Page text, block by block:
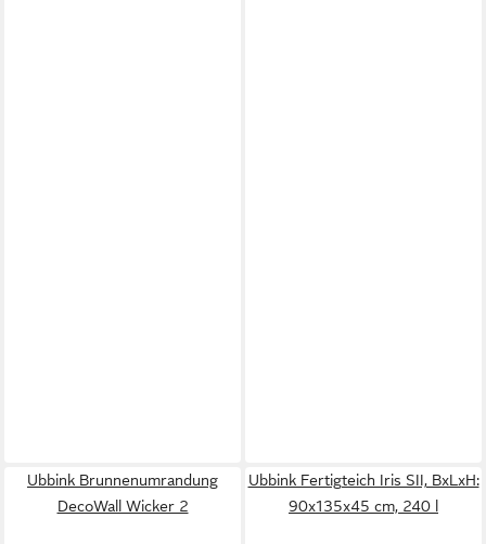
Ubbink Brunnenumrandung
DecoWall Wicker 2
Ubbink Fertigteich Iris SII, BxLxH:
90x135x45 cm, 240 l